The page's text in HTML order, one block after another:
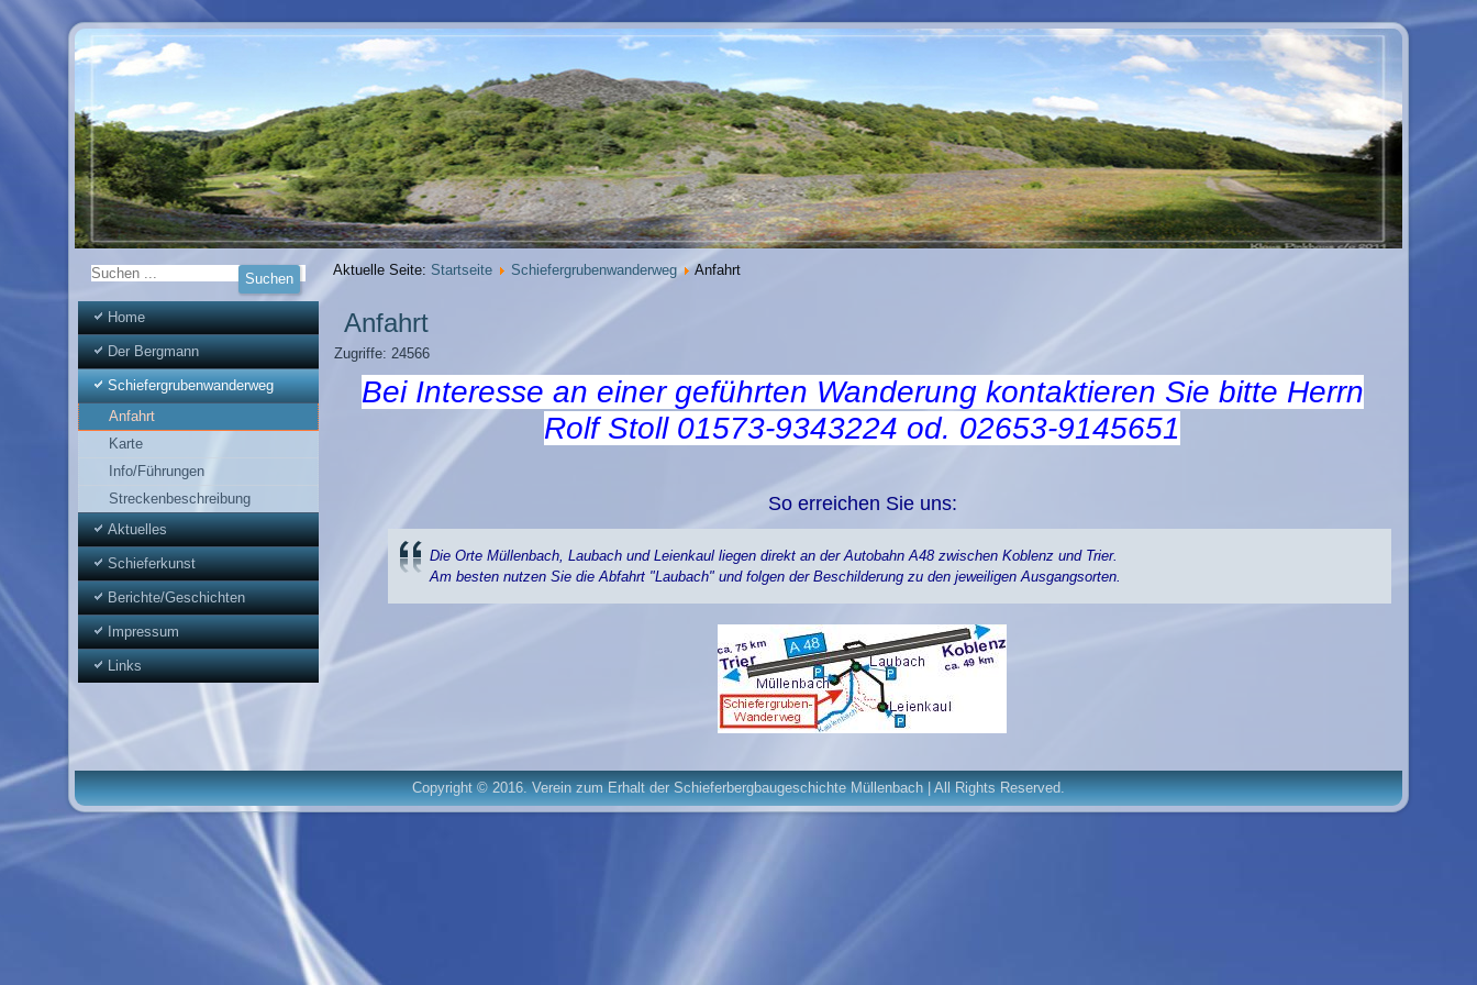
Home
Der Bergmann
Schiefergrubenwanderweg
Anfahrt
Karte
Info/Führungen
Streckenbeschreibung
Aktuelles
Schieferkunst
Berichte/Geschichten
Impressum
Links
Aktuelle Seite: Startseite Schiefergrubenwanderweg Anfahrt
Anfahrt
Zugriffe: 24566
Bei Interesse an einer geführten Wanderung kontaktieren Sie bitte Herrn
Rolf Stoll 01573-9343224 od. 02653-9145651
So erreichen Sie uns:
Die Orte Müllenbach, Laubach und Leienkaul liegen direkt an der Autobahn A48 zwischen Koblenz und Trier.
Am besten nutzen Sie die Abfahrt "Laubach" und folgen der Beschilderung zu den jeweiligen Ausgangsorten.
Copyright © 2016. Verein zum Erhalt der Schieferbergbaugeschichte Müllenbach | All Rights Reserved.